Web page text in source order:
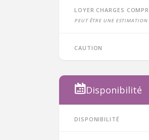
Loyer charges
peut être une estimation
Caution
Disponibilité
Disponibilité